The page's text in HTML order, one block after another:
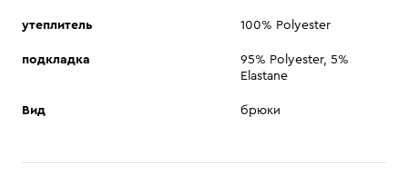
утеплитель 100% Polyester
подкладка
95% Polyester, 5%
Elastane
Вид брюки